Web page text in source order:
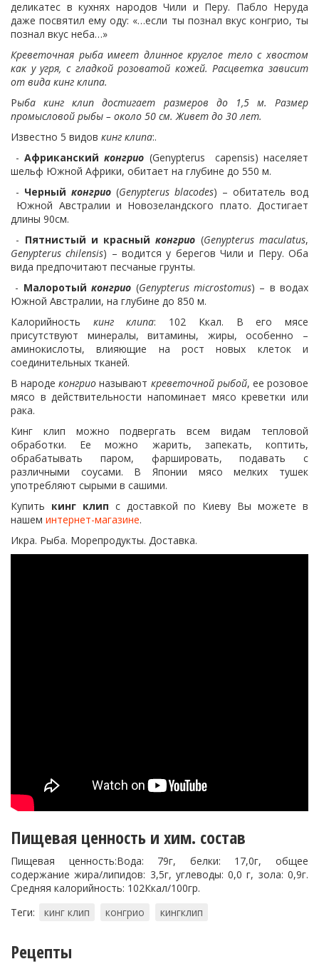
деликатес в кухнях народов Чили и Перу. Пабло Неруда
даже посвятил ему оду: «…если ты познал вкус конгрио, ты
познал вкус неба…»
Креветочная рыбаимеет длинное круглое тело с хвостом
как у угря, с гладкой розоватой кожей. Расцветка зависит
от вида кинг клипа.
Рыбакинг клип достигает размеров до 1,5 м. Размер
промысловой рыбы – около 50 см. Живет до 30 лет.
Известно 5 видов кинг клипа:.
-Африканскийконгрио (Genypterus capensis) населяет
шельф Южной Африки, обитает на глубине до 550 м.
- Черный конгрио (Genypterus blacodes) – обитатель вод
Южной Австралии и Новозеландского плато. Достигает
длины 90см.
- Пятнистый и красныйконгрио (Genypterus maculatus,
Genypterus chilensis) – водится у берегов Чили и Перу. Оба
вида предпочитают песчаные грунты.
- Малоротыйконгрио (Genypterus microstomus) – в водах
Южной Австралии, на глубине до 850 м.
Калорийность кинг клипа: 102 Ккал. В его мясе
присутствуют минералы, витамины, жиры, особенно –
аминокислоты, влияющие на рост новых клеток и
соединительных тканей.
В народеконгрио называют креветочной рыбой, ее розовое
мясо в действительности напоминает мясо креветки или
рака.
Кинг клип можно подвергать всем видам тепловой
обработки. Ее можно жарить, запекать, коптить,
обрабатывать паром, фаршировать, подавать с
различными соусами. В Японии мясо мелких тушек
употребляют сырыми в сашими.
Купить кинг клип с доставкой по Киеву Вы можете в
нашем интернет-магазине.
Икра. Рыба. Морепродукты. Доставка.
Пищевая ценность и хим. состав
Пищевая ценность:Вода: 79г, белки: 17,0г, общее
содержание жира/липидов: 3,5г, углеводы: 0,0 г, зола: 0,9г.
Средняя калорийность: 102Ккал/100гр.
Теги:
кинг клип конгрио кингклип
Рецепты